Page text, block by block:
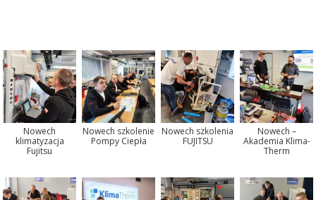
Nowech
klimatyzacja
Fujitsu
Nowech szkolenie
Pompy Ciepła
Nowech szkolenia
FUJITSU
Nowech –
Akademia Klima-
Therm